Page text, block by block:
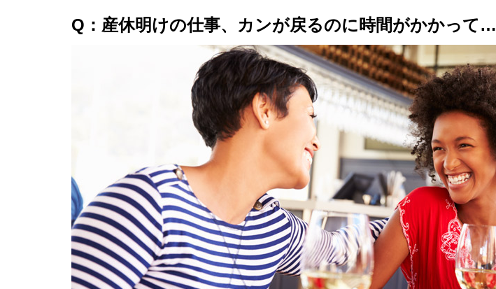
Q：産休明けの仕事、カンが戻るのに時間がかかって…